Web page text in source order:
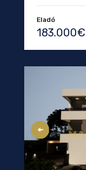
Eladó
183.000€